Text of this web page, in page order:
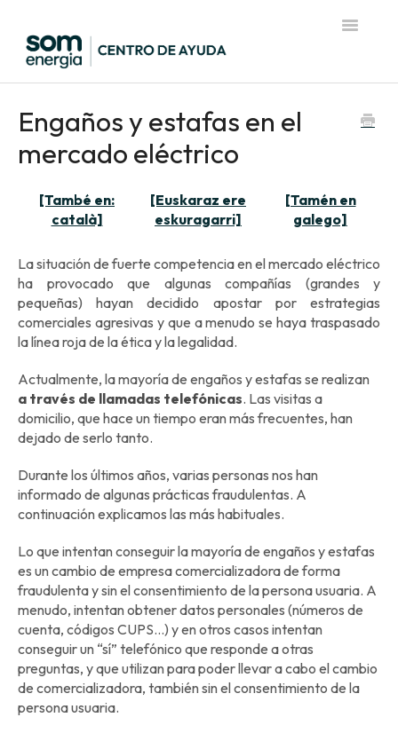
Toggle
Engaños y estafas en el
mercado eléctrico
[També en:
català]
[Euskaraz ere
eskuragarri]
[Tamén en
galego]
La situación de fuerte competencia en el mercado eléctrico
ha provocado que algunas compañías (grandes y
pequeñas) hayan decidido apostar por estrategias
comerciales agresivas y que a menudo se haya traspasado
la línea roja de la ética y la legalidad.
Actualmente, la mayoría de engaños y estafas se realizan
a través de llamadas telefónicas. Las visitas a
domicilio, que hace un tiempo eran más frecuentes, han
dejado de serlo tanto.
Durante los últimos años, varias personas nos han
informado de algunas prácticas fraudulentas. A
continuación explicamos las más habituales.
Lo que intentan conseguir la mayoría de engaños y estafas
es un cambio de empresa comercializadora de forma
fraudulenta y sin el consentimiento de la persona usuaria. A
menudo, intentan obtener datos personales (números de
cuenta, códigos CUPS…) y en otros casos intentan
conseguir un “sí” telefónico que responde a otras
preguntas, y que utilizan para poder llevar a cabo el cambio
de comercializadora, también sin el consentimiento de la
persona usuaria.